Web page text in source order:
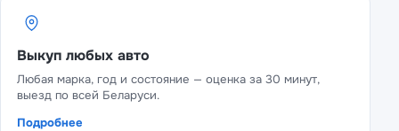
Выкуп любых авто
Любая марка, год и состояние — оценка за 30 минут,
выезд по всей Беларуси.
Подробнее